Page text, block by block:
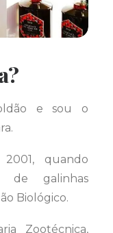
e sou o
quando
de galinhas
Biológico.
Zootécnica,